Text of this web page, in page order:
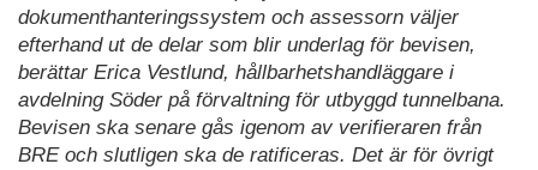
dokumenthanteringssystem och assessorn väljer
efterhand ut de delar som blir underlag för bevisen,
berättar Erica Vestlund, hållbarhetshandläggare i
avdelning Söder på förvaltning för utbyggd tunnelbana.
Bevisen ska senare gås igenom av verifieraren från
BRE och slutligen ska de ratificeras. Det är för övrigt